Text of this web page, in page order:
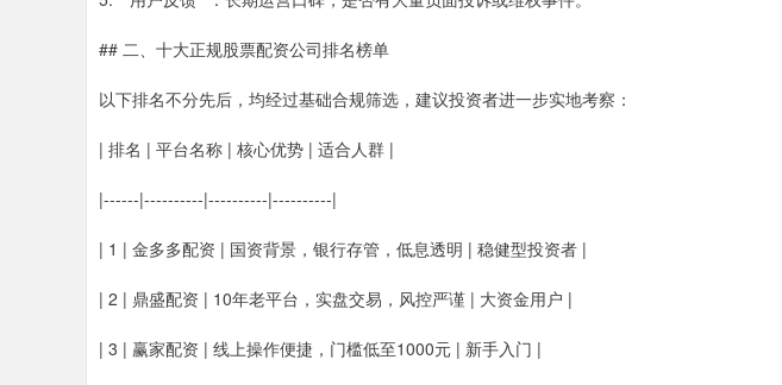
## 二、十大正规股票配资公司排名榜单
以下排名不分先后，均经过基础合规筛选，建议投资者进一步实地考察：
| 排名 | 平台名称 | 核心优势 | 适合人群 |
|------|----------|----------|----------|
| 1 | 金多多配资 | 国资背景，银行存管，低息透明 | 稳健型投资者 |
| 2 | 鼎盛配资 | 10年老平台，实盘交易，风控严谨 | 大资金用户 |
| 3 | 赢家配资 | 线上操作便捷，门槛低至1000元 | 新手入门 |